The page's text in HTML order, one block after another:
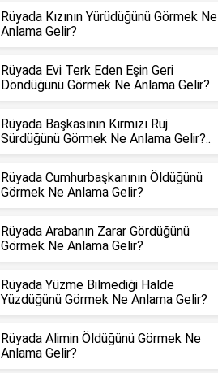
Rüyada Kızının Yürüdüğünü Görmek Ne
Anlama Gelir?
Rüyada Evi Terk Eden Eşin Geri
Döndüğünü Görmek Ne Anlama Gelir?
Rüyada Başkasının Kırmızı Ruj
Sürdüğünü Görmek Ne Anlama Gelir?..
Rüyada Cumhurbaşkanının Öldüğünü
Görmek Ne Anlama Gelir?
Rüyada Arabanın Zarar Gördüğünü
Görmek Ne Anlama Gelir?
Rüyada Yüzme Bilmediği Halde
Yüzdüğünü Görmek Ne Anlama Gelir?
Rüyada Alimin Öldüğünü Görmek Ne
Anlama Gelir?